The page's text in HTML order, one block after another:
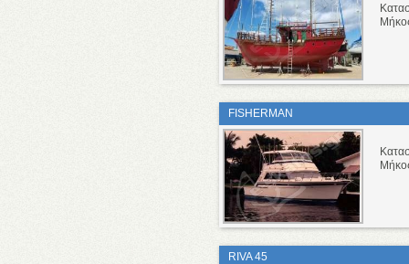
FISHERMAN
RIVA 45